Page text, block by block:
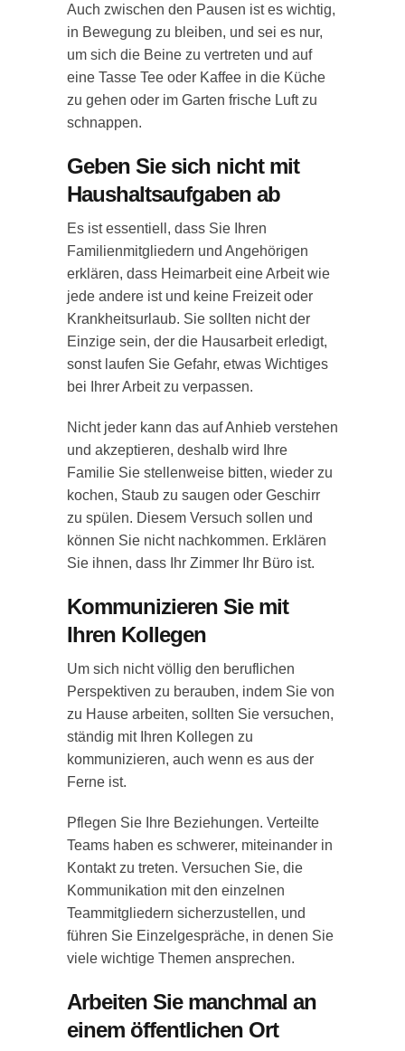
Auch zwischen den Pausen ist es wichtig,
in Bewegung zu bleiben, und sei es nur,
um sich die Beine zu vertreten und auf
eine Tasse Tee oder Kaffee in die Küche
zu gehen oder im Garten frische Luft zu
schnappen.
Geben Sie sich nicht mit
Haushaltsaufgaben ab
Es ist essentiell, dass Sie Ihren
Familienmitgliedern und Angehörigen
erklären, dass Heimarbeit eine Arbeit wie
jede andere ist und keine Freizeit oder
Krankheitsurlaub. Sie sollten nicht der
Einzige sein, der die Hausarbeit erledigt,
sonst laufen Sie Gefahr, etwas Wichtiges
bei Ihrer Arbeit zu verpassen.
Nicht jeder kann das auf Anhieb verstehen
und akzeptieren, deshalb wird Ihre
Familie Sie stellenweise bitten, wieder zu
kochen, Staub zu saugen oder Geschirr
zu spülen. Diesem Versuch sollen und
können Sie nicht nachkommen. Erklären
Sie ihnen, dass Ihr Zimmer Ihr Büro ist.
Kommunizieren Sie mit
Ihren Kollegen
Um sich nicht völlig den beruflichen
Perspektiven zu berauben, indem Sie von
zu Hause arbeiten, sollten Sie versuchen,
ständig mit Ihren Kollegen zu
kommunizieren, auch wenn es aus der
Ferne ist.
Pflegen Sie Ihre Beziehungen. Verteilte
Teams haben es schwerer, miteinander in
Kontakt zu treten. Versuchen Sie, die
Kommunikation mit den einzelnen
Teammitgliedern sicherzustellen, und
führen Sie Einzelgespräche, in denen Sie
viele wichtige Themen ansprechen.
Arbeiten Sie manchmal an
einem öffentlichen Ort